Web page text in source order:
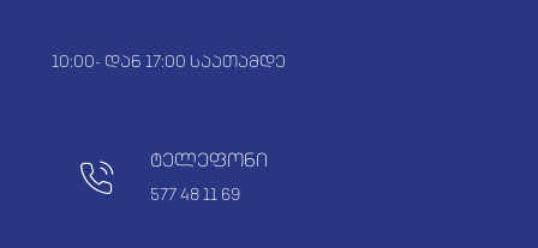
10:00- დან 17:00 საათამდე
ტელეფონი
577 48 11 69